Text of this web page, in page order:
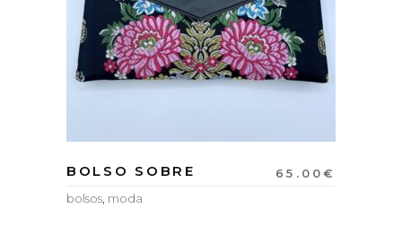
BOLSO SOBRE 65.00€
bolsos, moda